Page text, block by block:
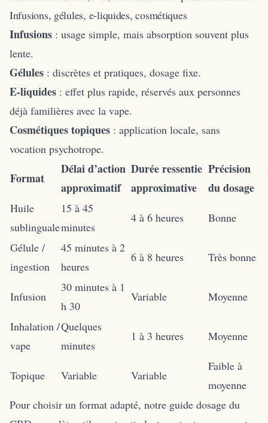
Infusions, gélules, e-liquides, cosmétiques
Infusions : usage simple, mais absorption souvent plus
lente.
Gélules : discrètes et pratiques, dosage fixe.
E-liquides : effet plus rapide, réservés aux personnes
déjà familières avec la vape.
Cosmétiques topiques : application locale, sans
vocation psychotrope.
Format
Délai d’action
approximatif
Durée ressentie
approximative
Précision
du dosage
Huile
sublinguale
15 à 45
minutes
4 à 6 heures Bonne
Gélule /
ingestion
45 minutes à 2
heures
6 à 8 heures Très bonne
Infusion
30 minutes à 1
h 30
Variable Moyenne
Inhalation /
vape
Quelques
minutes
1 à 3 heures Moyenne
Topique Variable Variable
Faible à
moyenne
Pour choisir un format adapté, notre guide dosage du